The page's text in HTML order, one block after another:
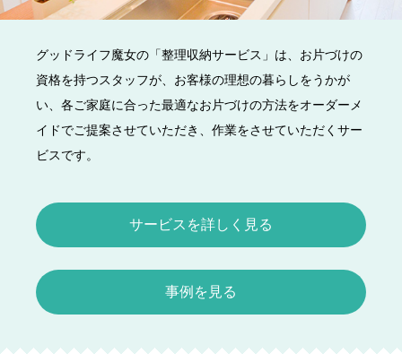
グッドライフ魔女の「整理収納サービス」は、お片づけの
資格を持つスタッフが、お客様の理想の暮らしをうかが
い、各ご家庭に合った最適なお片づけの方法をオーダーメ
イドでご提案させていただき、作業をさせていただくサー
ビスです。
サービスを詳しく見る
事例を見る